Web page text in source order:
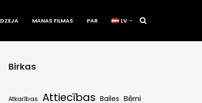
DZEJA MANAS FILMAS PAR LV
Birkas
Atkarības Attiecības Bailes Bērni